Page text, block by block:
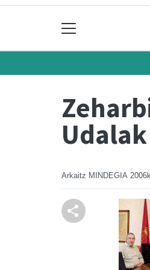
Arkaitz MINDEGIA